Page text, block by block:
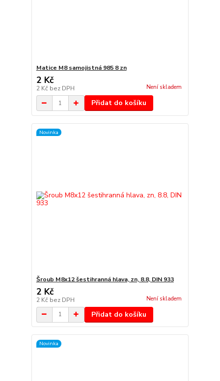
Matice M8 samojistná 985 8 zn
2 Kč
2 Kč bez DPH Není skladem
Přidat do košíku
Novinka
Šroub M8x12 šestihranná hlava, zn, 8.8, DIN 933
2 Kč
2 Kč bez DPH Není skladem
Přidat do košíku
Novinka